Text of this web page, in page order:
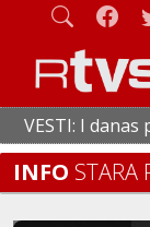
I danas
INFO STARA